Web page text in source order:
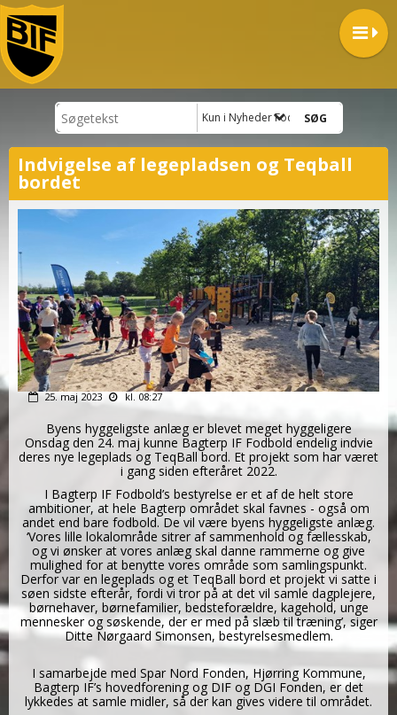
Kun i Nyheder Fodbold
Indvigelse af legepladsen og Teqball
bordet
25. maj 2023 kl. 08:27
Byens hyggeligste anlæg er blevet meget hyggeligere
Onsdag den 24. maj kunne Bagterp IF Fodbold endelig indvie
deres nye legeplads og TeqBall bord. Et projekt som har været
i gang siden efteråret 2022.
I Bagterp IF Fodbold’s bestyrelse er et af de helt store
ambitioner, at hele Bagterp området skal favnes - også om
andet end bare fodbold. De vil være byens hyggeligste anlæg.
‘Vores lille lokalområde sitrer af sammenhold og fællesskab,
og vi ønsker at vores anlæg skal danne rammerne og give
mulighed for at benytte vores område som samlingspunkt.
Derfor var en legeplads og et TeqBall bord et projekt vi satte i
søen sidste efterår, fordi vi tror på at det vil samle dagplejere,
børnehaver, børnefamilier, bedsteforældre, kagehold, unge
mennesker og søskende, der er med på slæb til træning’, siger
Ditte Nørgaard Simonsen, bestyrelsesmedlem.
I samarbejde med Spar Nord Fonden, Hjørring Kommune,
Bagterp IF’s hovedforening og DIF og DGI Fonden, er det
lykkedes at samle midler, så der kan gives videre til området.